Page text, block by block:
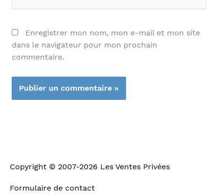
Enregistrer mon nom, mon e-mail et mon site
dans le navigateur pour mon prochain
commentaire.
Copyright © 2007-2026 Les Ventes Privées
Formulaire de contact